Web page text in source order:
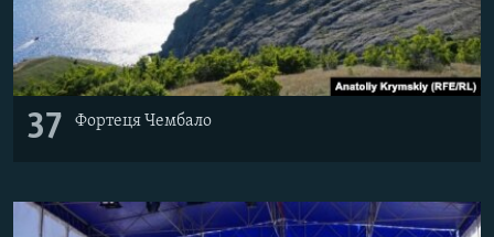
37 Фортеця Чембало